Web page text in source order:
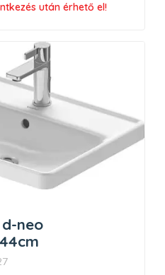
után érhető el!
neo